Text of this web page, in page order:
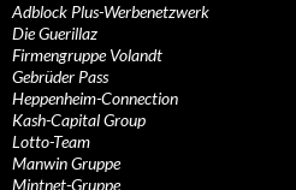
Adblock Plus-Werbenetzwerk
Die Guerillaz
Firmengruppe Volandt
Gebrüder Pass
Heppenheim-Connection
Kash-Capital Group
Lotto-Team
Manwin Gruppe
Mintnet-Gruppe